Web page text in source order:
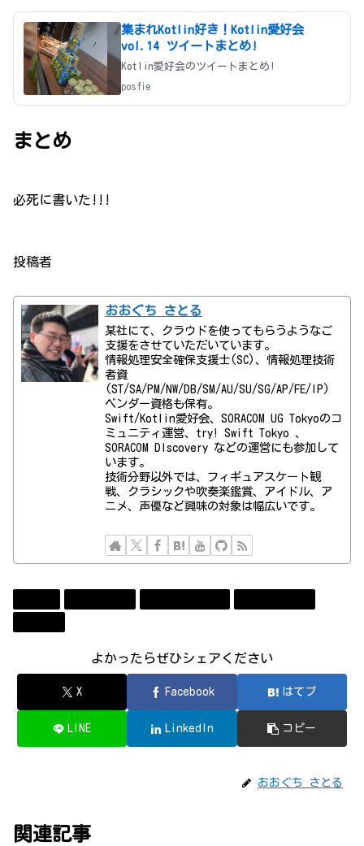
集まれKotlin好き！Kotlin愛好会
vol.14 ツイートまとめ!
Kotlin愛好会のツイートまとめ!
posfie
まとめ
必死に書いた!!!
投稿者
おおぐち さとる
某社にて、クラウドを使ってもらうようなご
支援をさせていただいています。
情報処理安全確保支援士(SC)、情報処理技術
者資
(ST/SA/PM/NW/DB/SM/AU/SU/SG/AP/FE/IP)
ベンダー資格も保有。
Swift/Kotlin愛好会、SORACOM UG Tokyoのコ
ミュニティ運営、try! Swift Tokyo 、
SORACOM DIscovery などの運営にも参加して
います。
技術分野以外では、フィギュアスケート観
戦、クラシックや吹奏楽鑑賞、アイドル、ア
ニメ、声優など興味の対象は幅広いです。
よかったらぜひシェアください
X Facebook はてブ
LINE LinkedIn コピー
おおぐち さとる
関連記事